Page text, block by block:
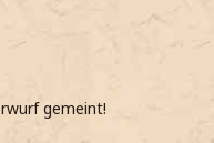
gemeint!